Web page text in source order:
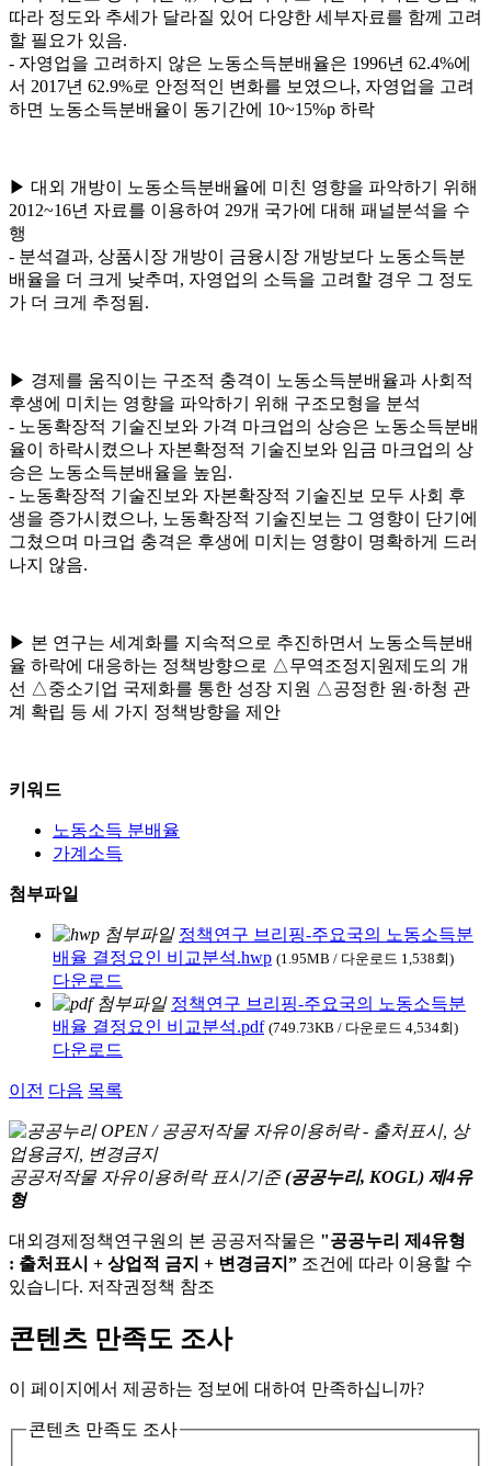
따라 정도와 추세가 달라질 있어 다양한 세부자료를 함께 고려
할 필요가 있음.
- 자영업을 고려하지 않은 노동소득분배율은 1996년 62.4%에
서 2017년 62.9%로 안정적인 변화를 보였으나, 자영업을 고려
하면 노동소득분배율이 동기간에 10~15%p 하락
▶ 대외 개방이 노동소득분배율에 미친 영향을 파악하기 위해
2012~16년 자료를 이용하여 29개 국가에 대해 패널분석을 수
행
- 분석결과, 상품시장 개방이 금융시장 개방보다 노동소득분
배율을 더 크게 낮추며, 자영업의 소득을 고려할 경우 그 정도
가 더 크게 추정됨.
▶ 경제를 움직이는 구조적 충격이 노동소득분배율과 사회적
후생에 미치는 영향을 파악하기 위해 구조모형을 분석
- 노동확장적 기술진보와 가격 마크업의 상승은 노동소득분배
율이 하락시켰으나 자본확정적 기술진보와 임금 마크업의 상
승은 노동소득분배율을 높임.
- 노동확장적 기술진보와 자본확장적 기술진보 모두 사회 후
생을 증가시켰으나, 노동확장적 기술진보는 그 영향이 단기에
그쳤으며 마크업 충격은 후생에 미치는 영향이 명확하게 드러
나지 않음.
▶ 본 연구는 세계화를 지속적으로 추진하면서 노동소득분배
율 하락에 대응하는 정책방향으로 △무역조정지원제도의 개
선 △중소기업 국제화를 통한 성장 지원 △공정한 원·하청 관
계 확립 등 세 가지 정책방향을 제안
키워드
노동소득 분배율
가계소득
첨부파일
정책연구 브리핑-주요국의 노동소득분
배율 결정요인 비교분석.hwp (1.95MB / 다운로드 1,538회)
다운로드
정책연구 브리핑-주요국의 노동소득분
배율 결정요인 비교분석.pdf (749.73KB / 다운로드 4,534회)
다운로드
이전 다음 목록
공공저작물 자유이용허락 표시기준 (공공누리, KOGL) 제4유
형
대외경제정책연구원의 본 공공저작물은 "공공누리 제4유형
: 출처표시 + 상업적 금지 + 변경금지” 조건에 따라 이용할 수
있습니다. 저작권정책 참조
콘텐츠 만족도 조사
이 페이지에서 제공하는 정보에 대하여 만족하십니까?
콘텐츠 만족도 조사